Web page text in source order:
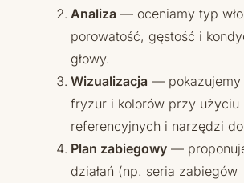
Analiza — oceniamy typ
porowatość, gęstość i
głowy.
Wizualizacja — pokazujemy
fryzur i kolorów przy użyciu
referencyjnych i narzędzi
Plan zabiegowy —
działań (np. seria zabiegów